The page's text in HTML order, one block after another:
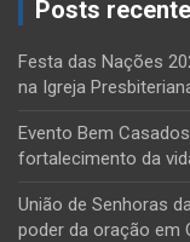
Posts
Festa das Nações
na Igreja
Evento Bem
fortalecimento da
União de Senhoras
poder da oração em